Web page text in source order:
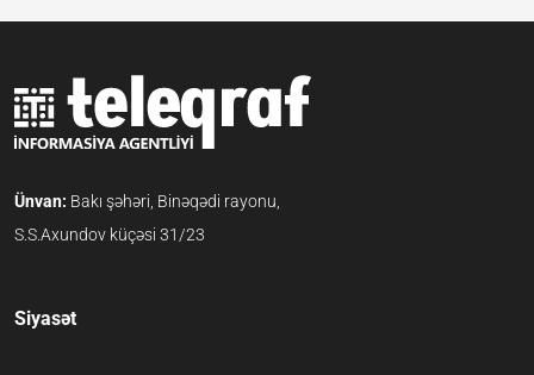
Ünvan: Bakı şəhəri, Binəqədi rayonu,
S.S.Axundov küçəsi 31/23
Siyasət